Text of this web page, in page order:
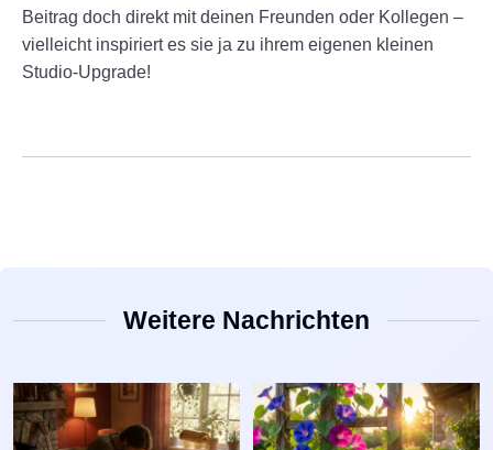
Beitrag doch direkt mit deinen Freunden oder Kollegen –
vielleicht inspiriert es sie ja zu ihrem eigenen kleinen
Studio-Upgrade!
Weitere Nachrichten